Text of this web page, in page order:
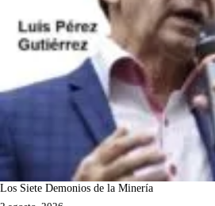
Los Siete Demonios de la Minería